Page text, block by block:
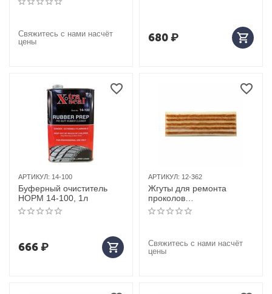
Свяжитесь с нами насчёт
цены
680₽
АРТИКУЛ: 14-100
Буферный очиститель
НОРМ 14-100, 1л
666₽
АРТИКУЛ: 12-362
Жгуты для ремонта
проколов
204×6мм(кор.,бум.осн.)
(25 шт)
Свяжитесь с нами насчёт
цены